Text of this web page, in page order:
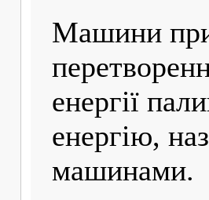
Машини
енергії
енергію,
машинами.